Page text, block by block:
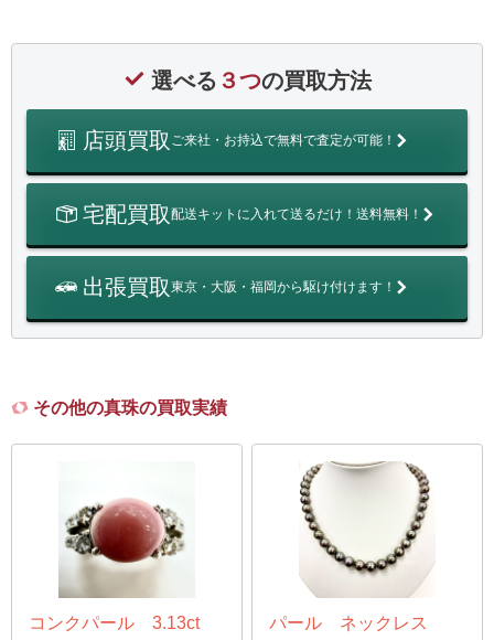
選べる ３つの買取方法
店頭買取 ご来社・お持込で無料で査定が可能！
宅配買取配送キットに入れて送るだけ！送料無料！
出張買取東京・大阪・福岡から駆け付けます！
その他の真珠の買取実績
コンクパール 3.13ct
パール ネックレス